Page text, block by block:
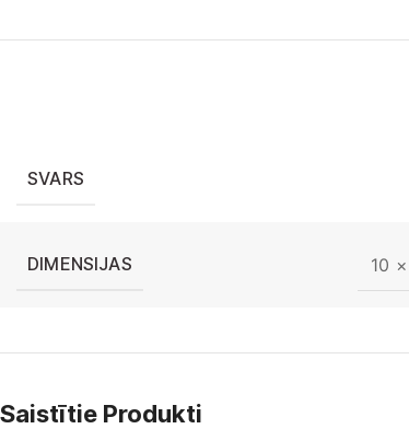
SVARS
DIMENSIJAS 10
Saistītie Produkti